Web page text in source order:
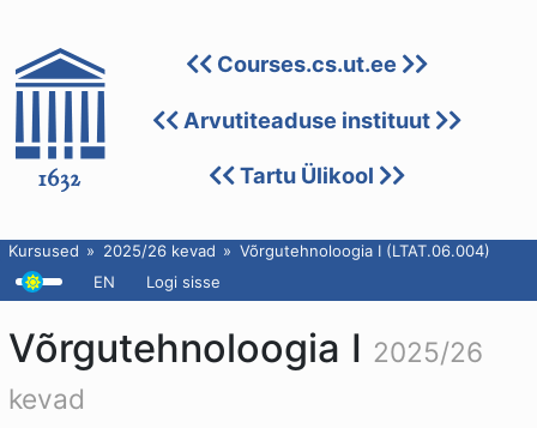
Courses.cs.ut.ee
Arvutiteaduse instituut
Tartu Ülikool
Kursused 2025/26 kevad
Võrgutehnoloogia I (LTAT.06.004)
EN
Logi sisse
Võrgutehnoloogia I 2025/26
kevad